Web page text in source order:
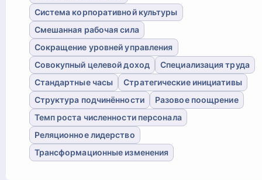
Система корпоративной культуры
Смешанная рабочая сила
Сокращение уровней управления
Совокупный целевой доход
Специализация труда
Стандартные часы
Стратегические инициативы
Структура подчинённости
Разовое поощрение
Темп роста численности персонала
Реляционное лидерство
Трансформационные изменения